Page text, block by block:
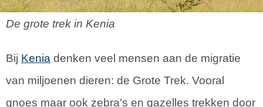
De grote trek in Kenia
Bij Kenia denken veel mensen aan de migratie
van miljoenen dieren: de Grote Trek. Vooral
gnoes maar ook zebra's en gazelles trekken door